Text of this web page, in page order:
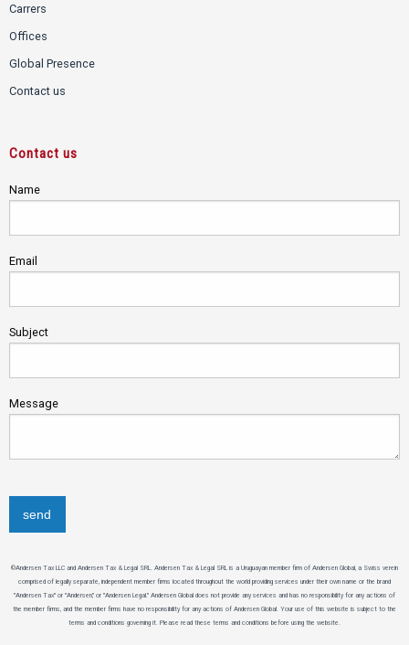
Carrers
Offices
Global Presence
Contact us
Contact us
Name
Email
Subject
Message
©Andersen Tax LLC and Andersen Tax & Legal SRL. Andersen Tax & Legal SRL is a Uruguayan member firm of Andersen Global, a Swiss verein
comprised of legally separate, independent member firms located throughout the world providing services under their own name or the brand
"Andersen Tax" or "Andersen," or "Andersen Legal." Andersen Global does not provide any services and has no responsibility for any actions of
the member firms, and the member firms have no responsibility for any actions of Andersen Global. Your use of this website is subject to the
terms and conditions governing it. Please read these terms and conditions before using the website.